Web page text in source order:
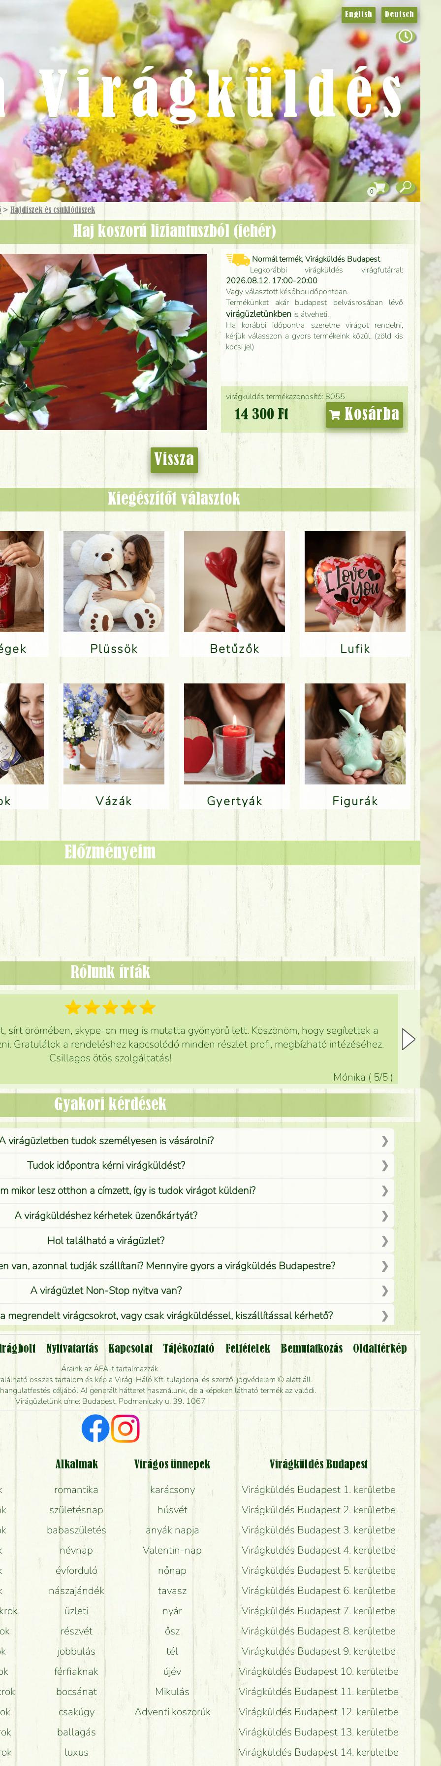
> Hajdíszek és csuklódíszek
haj koszorú liziantuszból (fehér)
virágküldés termékazonosító: 8055
14 300 Ft Kosárba
Normál termék, Virágküldés Budapest
Legkorábbi virágküldés virágfutárral:
2026.08.12. 17:00-20:00
Vagy választott későbbi időpontban.
Termékünket akár budapest belvásrosában lévő
virágüzletünkben is átveheti.
Ha korábbi időpontra szeretne virágot rendelni,
kérjük válasszon a gyors termékeink közül. (zöld kis
kocsi jel)
Vissza
Kiegészítőt választok
Plüssök Betűzők Lufik
Vázák Gyertyák Figurák
English Deutsch
Virágküldés
0
Előzményeim
Rólunk írták
sírt örömében, skype-on meg is mutatta gyönyörű lett. Köszönöm, hogy segítettek a
Gratulálok a rendeléshez kapcsolódó minden részlet profi, megbízható intézéséhez.
Csillagos ötös szolgáltatás!
Mónika ( 5/5 )
Gyakori kérdések
virágüzletben tudok személyesen is vásárolni?
Tudok időpontra kérni virágküldést?
mikor lesz otthon a címzett, így is tudok virágot küldeni?
A virágküldéshez kérhetek üzenőkártyát?
Hol található a virágüzlet?
van, azonnal tudják szállítani? Mennyire gyors a virágküldés Budapestre?
A virágüzlet Non-Stop nyitva van?
megrendelt virágcsokrot, vagy csak virágküldéssel, kiszállítással kérhető?
Vidékre is lehet rendelni?
virágküldést úgy, hogy még ma kiszállítsák?
elkészíteni a csokrot, és mikor tudják leghamarabb kiszállítani?
Vörös rózsát keresek, van önöknél?
Milyen visszajelzést kapok a virágküldésről?
Tényleg azt kapom, ami a képen van?
Mit kell tudni a virágcsokrok szállításáról?
Hogy marad a lehető legtovább friss a csokor?
Tudok adventi koszorút vásárolni boltban?
Nyitvatartás Kapcsolat Tájékoztató Feltételek Bemutatkozás
Oldaltérkép
Áraink az ÁFA-t tartalmazzák.
összes tartalom és kép a Virág-Háló Kft. tulajdona, és szerzői jogvédelem © alatt áll.
céljából AI generált hátteret használunk, de a képeken látható termék az valódi.
Virágüzletünk címe: Budapest, Podmaniczky u. 39. 1067
Alkalmak
romantika
születésnap
babaszületés
névnap
évforduló
nászajándék
üzleti
részvét
jobbulás
férfiaknak
bocsánat
csakúgy
ballagás
luxus
Virágos ünnepek
karácsony
húsvét
anyák napja
Valentin-nap
nőnap
tavasz
nyár
ősz
tél
újév
Mikulás
Adventi koszorúk
Virágküldés Budapest
Virágküldés Budapest 1. kerületbe
Virágküldés Budapest 2. kerületbe
Virágküldés Budapest 3. kerületbe
Virágküldés Budapest 4. kerületbe
Virágküldés Budapest 5. kerületbe
Virágküldés Budapest 6. kerületbe
Virágküldés Budapest 7. kerületbe
Virágküldés Budapest 8. kerületbe
Virágküldés Budapest 9. kerületbe
Virágküldés Budapest 10. kerületbe
Virágküldés Budapest 11. kerületbe
Virágküldés Budapest 12. kerületbe
Virágküldés Budapest 13. kerületbe
Virágküldés Budapest 14. kerületbe